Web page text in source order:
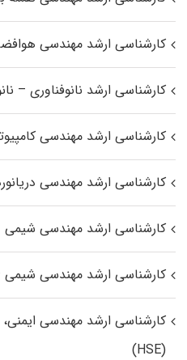
کارشناسی ارشد مهندسی
کارشناسی ارشد نانوفناوری –
کارشناسی ارشد مهندسی
کارشناسی ارشد مهندسی
کارشناسی ارشد مهندسی شیمی
کارشناسی ارشد مهندسی شیمی
کارشناسی ارشد مهندسی
(HSE)